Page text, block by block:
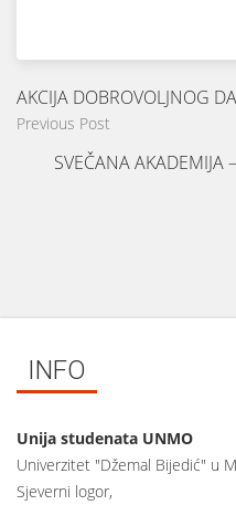
AKCIJA DOBROVOLJNOG
Previous Post
SVEČANA
INFO
Unija studenata UNMO
Univerzitet "Džemal Bijedić" u
Sjeverni logor,